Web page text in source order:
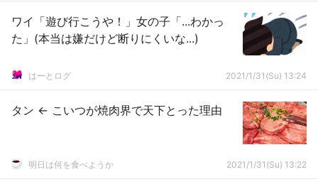
ワイ「遊び行こうや！」女の子「...わかっ
た」(本当は嫌だけど断りにくいな...)
はーとログ 2021/1/31(Su) 13:24
タン ← こいつが焼肉界で天下とった理由
明日は何を食べようか 2021/1/31(Su) 13:22